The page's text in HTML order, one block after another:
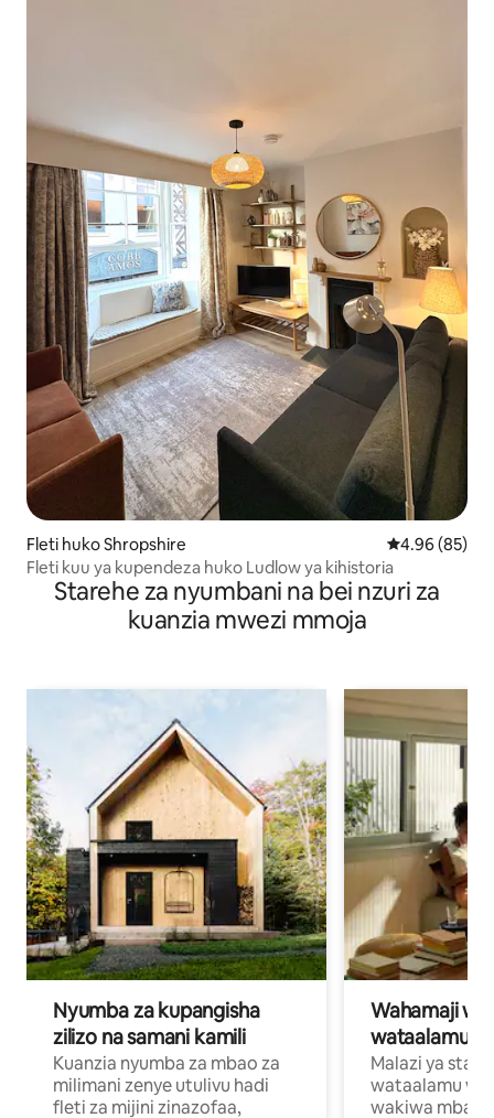
Fleti huko Shropshire Ukadiriaji wa
4.96 (85)
Fleti kuu ya kupendeza huko Ludlow ya kihistoria
Starehe za nyumbani na bei nzuri za
kuanzia mwezi mmoja
Nyumba za kupangisha
zilizo na samani kamili
Kuanzia nyumba za mbao za
milimani zenye utulivu hadi
fleti za mijini zinazofaa,
Wahamaji
wataalamu
Malazi ya
wataalamu
wakiwa mbali